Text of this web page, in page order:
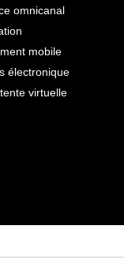
omnicanal
mobile
électronique
virtuelle